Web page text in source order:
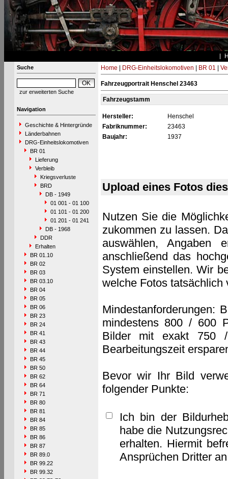
Suche
zur erweiterten Suche
Navigation
Geschichte & Hintergründe
Länderbahnen
DRG-Einheitslokomotiven
BR 01
Lieferung
Verbleib
Kriegsverluste
BRD
DB - 1949
01 001 - 01 100
01 101 - 01 200
01 201 - 01 241
DB - 1968
DDR
Erhalten
BR 01.10
BR 02
BR 03
BR 03.10
BR 04
BR 05
BR 06
BR 23
BR 24
BR 41
BR 43
BR 44
BR 45
BR 50
BR 62
BR 64
BR 71
BR 80
BR 81
BR 84
BR 85
BR 86
BR 87
BR 89.0
BR 99.22
BR 99.32
Home DRG-Einheitslokomotiven BR 01
Fahrzeugportrait Henschel 23463
Fahrzeugstamm
Hersteller:
Henschel
Fabriknummer:
23463
Baujahr:
1937
Upload eines Fotos
Nutzen Sie die
zukommen zu lassen.
auswählen, Angaben
anschließend das
System einstellen. Wir
welche Fotos tatsächlich
Mindestanforderungen:
mindestens 800 / 600
Bilder mit exakt 750
Bearbeitungszeit
Bevor wir Ihr Bild
folgender Punkte:
Ich bin der
habe die
erhalten. Hiermit
Ansprüchen Dritter